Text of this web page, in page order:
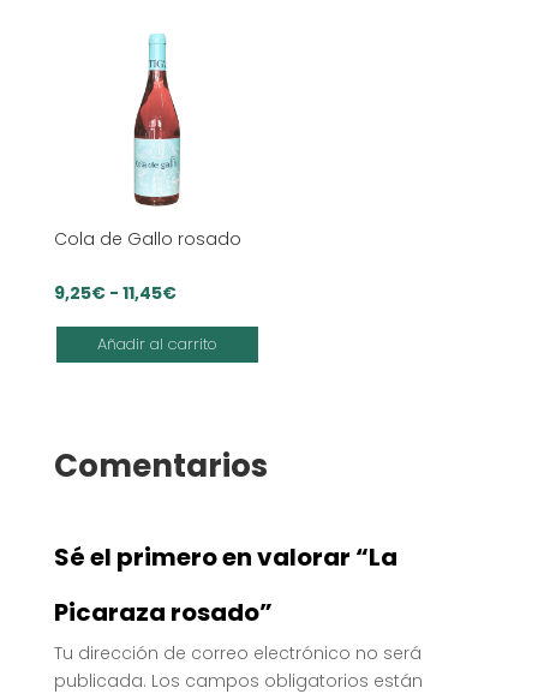
Cola de Gallo rosado
9,25€ - 11,45€Rango
de
precios:
hasta
11,45€
Añadir al carrito
Comentarios
Sé el primero en valorar “La
Picaraza rosado”
Tu dirección de correo electrónico no será
publicada. Los campos obligatorios están